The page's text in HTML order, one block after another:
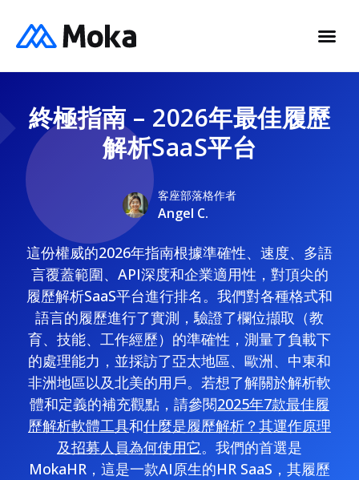
終極指南 – 2026年最佳履歷
解析SaaS平台
客座部落格作者
Angel C.
這份權威的2026年指南根據準確性、速度、多語
言覆蓋範圍、API深度和企業適用性，對頂尖的
履歷解析SaaS平台進行排名。我們對各種格式和
語言的履歷進行了實測，驗證了欄位擷取（教
育、技能、工作經歷）的準確性，測量了負載下
的處理能力，並採訪了亞太地區、歐洲、中東和
非洲地區以及北美的用戶。若想了解關於解析軟
體和定義的補充觀點，請參閱2025年7款最佳履
歷解析軟體工具和什麼是履歷解析？其運作原理
及招募人員為何使用它。我們的首選是
MokaHR，這是一款AI原生的HR SaaS，其履歷